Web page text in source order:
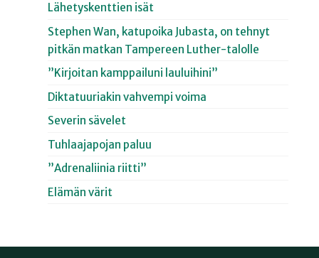
Lähetyskenttien isät
Stephen Wan, katupoika Jubasta, on tehnyt
pitkän matkan Tampereen Luther-talolle
”Kirjoitan kamppailuni lauluihini”
Diktatuuriakin vahvempi voima
Severin sävelet
Tuhlaajapojan paluu
”Adrenaliinia riitti”
Elämän värit